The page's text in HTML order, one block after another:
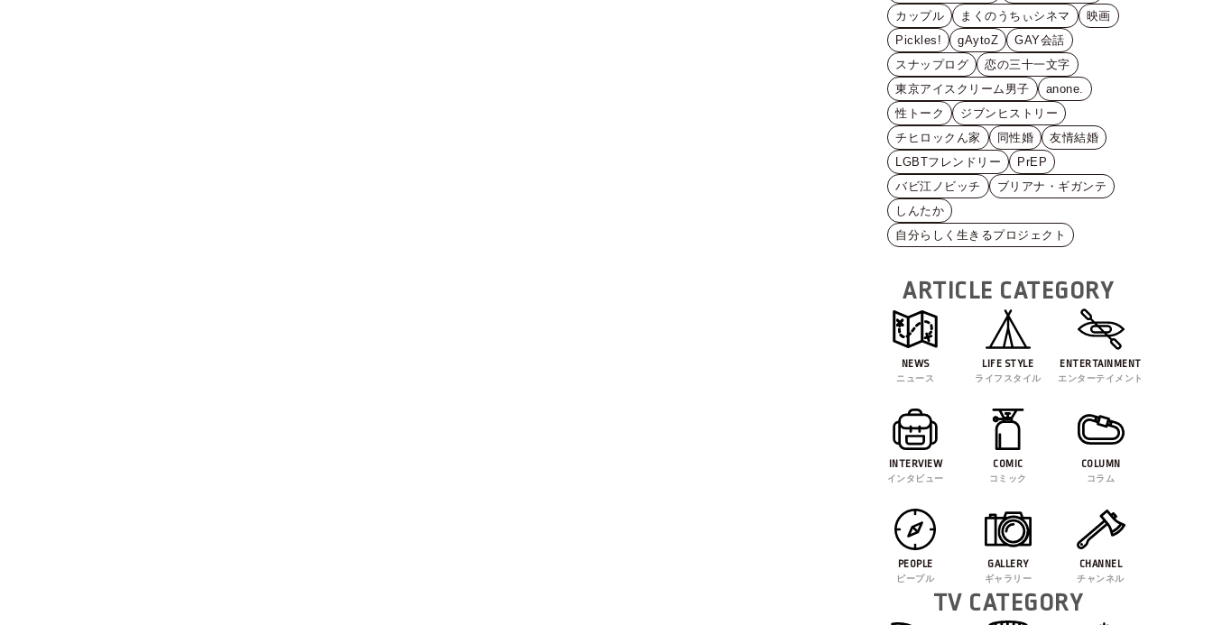
カップル
まくのうちぃシネマ
映画
Pickles!
gAytoZ
GAY会話
スナップログ
恋の三十一文字
東京アイスクリーム男子
anone.
性トーク
ジブンヒストリー
チヒロックん家
同性婚
友情結婚
LGBTフレンドリー
PrEP
バビ江ノビッチ
ブリアナ・ギガンテ
しんたか
自分らしく生きるプロジェクト
ARTICLE CATEGORY
NEWS
ニュース
LIFE STYLE
ライフスタイル
ENTERTAINMENT
エンターテイメント
INTERVIEW
インタビュー
COMIC
コミック
COLUMN
コラム
PEOPLE
ピープル
GALLERY
ギャラリー
CHANNEL
チャンネル
TV CATEGORY